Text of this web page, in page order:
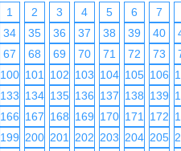
1 2 3 4 5 6 7
34
35 36 37 38 39 40
67
68 69 70 71 72 73
100 101 102 103 104 105 106
133 134 135 136 137 138 139
166 167 168 169 170 171 172
199 200 201 202 203 204 205